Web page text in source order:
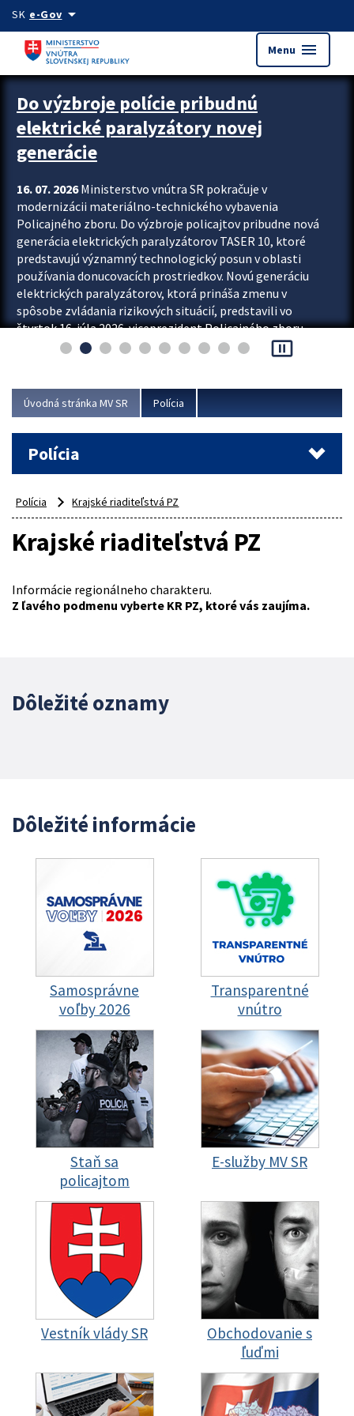
Preskocit na hlavný obsah
SK e-Govarrow_drop_down
Menu menu
Zastavit automatický posun upútavok
Do výzbroje polície pribudnú
elektrické paralyzátory novej
generácie
16. 07. 2026Ministerstvo vnútra SR pokračuje v
modernizácii materiálno-technického vybavenia
Policajného zboru. Do výzbroje policajtov pribudne nová
generácia elektrických paralyzátorov TASER 10, ktoré
predstavujú významný technologický posun v oblasti
používania donucovacích prostriedkov. Novú generáciu
elektrických paralyzátorov, ktorá prináša zmenu v
spôsobe zvládania rizikových situácií, predstavili vo
štvrtok 16. júla 2026 viceprezident Policajného zboru
Rastislav Polakovič a riaditeľ odboru výcviku...
pause_presentation
Úvodná stránka MV SR Polícia
Polícia
Polícia Krajské riaditeľstvá PZ
Krajské riaditeľstvá PZ
Informácie regionálneho charakteru.
Z ľavého podmenu vyberte KR PZ, ktoré vás zaujíma.
Dôležité oznamy
Dôležité informácie
Samosprávne
voľby 2026
Transparentné
vnútro
Staň sa
policajtom
E-služby MV SR
Vestník vlády SR
Obchodovanie s
ľuďmi